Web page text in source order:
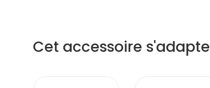
Cet accessoire s'adapte